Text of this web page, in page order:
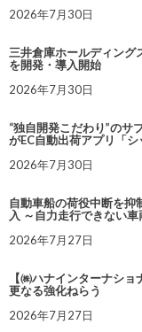
2026年7月30日
三井倉庫ホールディング
を開発・導入開始
2026年7月30日
“独自開発こだわり”のサ
がEC自動出荷アプリ「
2026年7月30日
自動車船の荷役中断を抑
入 ～自力走行できない
2026年7月27日
【㈱ハナインターナシ
更なる強化ねらう
2026年7月27日